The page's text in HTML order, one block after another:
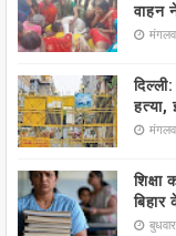
वाहन
हत्या,
शिक्षा